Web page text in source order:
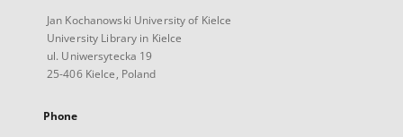
Jan Kochanowski University of Kielce
University Library in Kielce
ul. Uniwersytecka 19
25-406 Kielce, Poland
Phone